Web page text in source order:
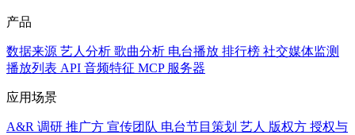
产品
数据来源 艺人分析 歌曲分析 电台播放 排行榜 社交媒体监测
播放列表 API 音频特征 MCP 服务器
应用场景
A&R 调研 推广方 宣传团队 电台节目策划 艺人 版权方 授权与